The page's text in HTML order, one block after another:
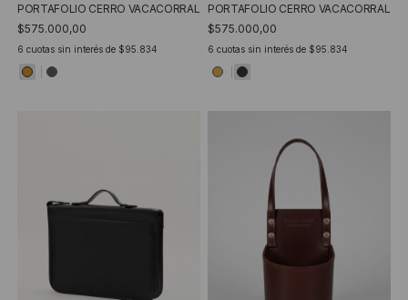
PORTAFOLIO CERRO VACACORRAL
$575.000,00
6 cuotas sin interés de $95.834
PORTAFOLIO CERRO VACACORRAL
$575.000,00
6 cuotas sin interés de $95.834